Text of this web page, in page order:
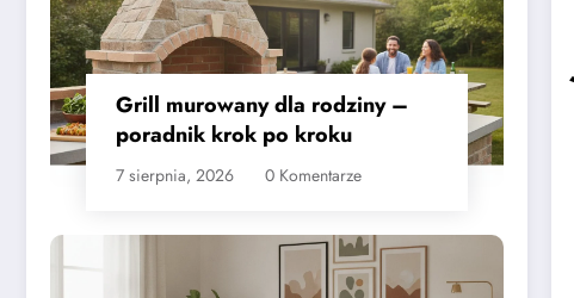
Grill murowany dla rodziny –
poradnik krok po kroku
7 sierpnia, 2026 0 Komentarze